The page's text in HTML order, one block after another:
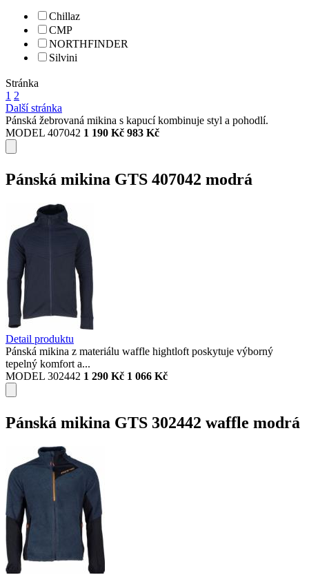
Chillaz
CMP
NORTHFINDER
Silvini
Stránka
1 2
Další stránka
Pánská žebrovaná mikina s kapucí kombinuje styl a pohodlí.
MODEL 407042 1 190 Kč 983 Kč
Pánská mikina GTS 407042 modrá
Detail produktu
Pánská mikina z materiálu waffle hightloft poskytuje výborný
tepelný komfort a...
MODEL 302442 1 290 Kč 1 066 Kč
Pánská mikina GTS 302442 waffle modrá